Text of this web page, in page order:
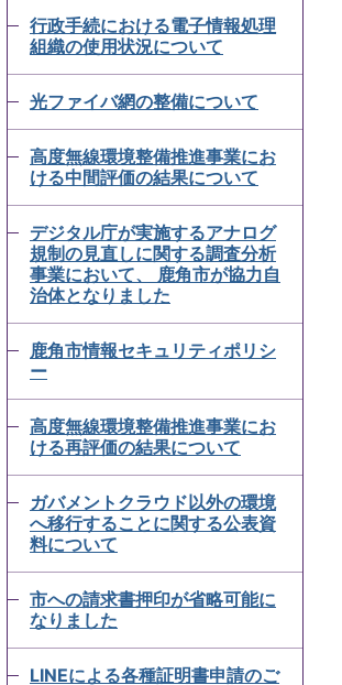
行政手続における電子情報処理
組織の使用状況について
光ファイバ網の整備について
高度無線環境整備推進事業にお
ける中間評価の結果について
デジタル庁が実施するアナログ
規制の見直しに関する調査分析
事業において、 鹿角市が協力自
治体となりました
鹿角市情報セキュリティポリシ
ー
高度無線環境整備推進事業にお
ける再評価の結果について
ガバメントクラウド以外の環境
へ移行することに関する公表資
料について
市への請求書押印が省略可能に
なりました
LINEによる各種証明書申請のご